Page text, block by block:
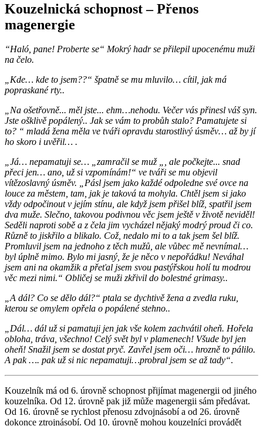
Kouzelnická schopnost – Přenos
magenergie
“Haló, pane! Proberte se“ Mokrý hadr se přilepil upocenému muži
na čelo.
„Kde… kde to jsem??“ špatně se mu mluvilo… cítil, jak má
popraskané rty..
„Na ošetřovně... měl jste... ehm…nehodu. Večer vás přinesl váš syn.
Jste ošklivě popálený.. Jak se vám to probůh stalo? Pamatujete si
to? “ mladá žena měla ve tváři opravdu starostlivý úsměv… až by jí
ho skoro i uvěřil… .
„Já… nepamatuji se… „zamračil se muž „, ale počkejte... snad
přeci jen… ano, už si vzpomínám!“ ve tváři se mu objevil
vítězoslavný úsměv. „Pásl jsem jako každé odpoledne své ovce na
louce za městem, tam, jak je taková ta mohyla. Chtěl jsem si jako
vždy odpočinout v jejím stínu, ale když jsem přišel blíž, spatřil jsem
dva muže. Slečno, takovou podivnou věc jsem ještě v životě neviděl!
Seděli naproti sobě a z čela jim vycházel nějaký modrý proud či co.
Různě to jiskřilo a blikalo. Což, nedalo mi to a tak jsem šel blíž.
Promluvil jsem na jednoho z těch mužů, ale vůbec mě nevnímal…
byl úplně mimo. Bylo mi jasný, že je něco v nepořádku! Neváhal
jsem ani na okamžik a přeťal jsem svou pastýřskou holí tu modrou
věc mezi nimi.“ Obličej se muži zkřivil do bolestné grimasy..
„A dál? Co se dělo dál?“ ptala se dychtivě žena a zvedla ruku,
kterou se omylem opřela o popálené stehno..
„Dál… dál už si pamatuji jen jak vše kolem zachvátil oheň. Hořela
obloha, tráva, všechno! Celý svět byl v plamenech! Všude byl jen
oheň! Snažil jsem se dostat pryč. Zavřel jsem oči… hrozně to pálilo.
A pak …. pak už si nic nepamatuji…probral jsem se až tady“.
Kouzelník má od 6. úrovně schopnost přijímat magenergii od jiného
kouzelníka. Od 12. úrovně pak již může magenergii sám předávat.
Od 16. úrovně se rychlost přenosu zdvojnásobí a od 26. úrovně
dokonce ztrojnásobí. Od 10. úrovně mohou kouzelníci provádět